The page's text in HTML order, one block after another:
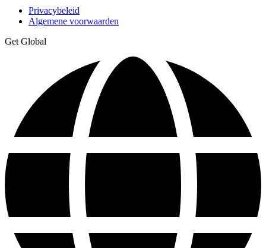
Privacybeleid
Algemene voorwaarden
Get Global